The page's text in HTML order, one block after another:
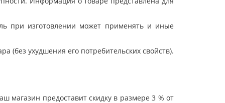
при изготовлении может применять и иные
(без ухудшения его потребительских свойств).
предоставит скидку в размере 3 % от